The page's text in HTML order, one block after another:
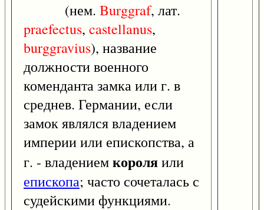
(нем. Burggraf, лат.
praefectus, castellanus,
burggravius), название
должности военного
коменданта замка или г. в
среднев. Германии, если
замок являлся владением
империи или епископства, а
г. - владениемкороляили
епископа; часто сочеталась с
судейскими функциями.